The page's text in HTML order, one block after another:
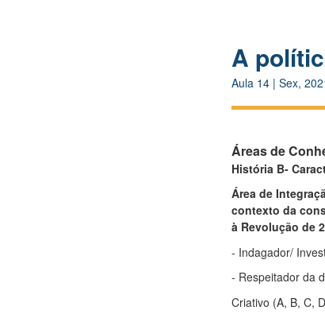
A
Aula 14 | Sex,
Áreas de
História B-
Área de
contexto da
à Revolução de
- Indagador/
- Respeitador da
Criativo (A, B, C,